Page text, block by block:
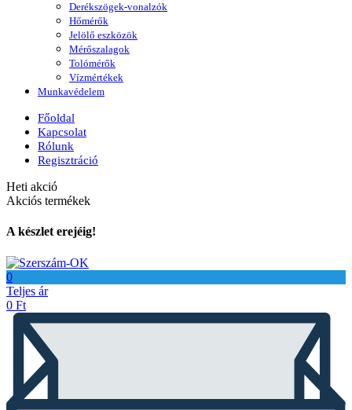
Derékszögek-vonalzók
Hőmérők
Jelölő eszközök
Mérőszalagok
Tolómérők
Vízmértékek
Munkavédelem
Főoldal
Kapcsolat
Rólunk
Regisztráció
Heti akció
Akciós termékek
A készlet erejéig!
0
Teljes ár
0 Ft